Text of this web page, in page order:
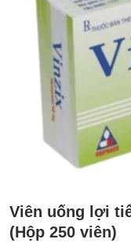
Viên uống lợi
(Hộp 250 viên)